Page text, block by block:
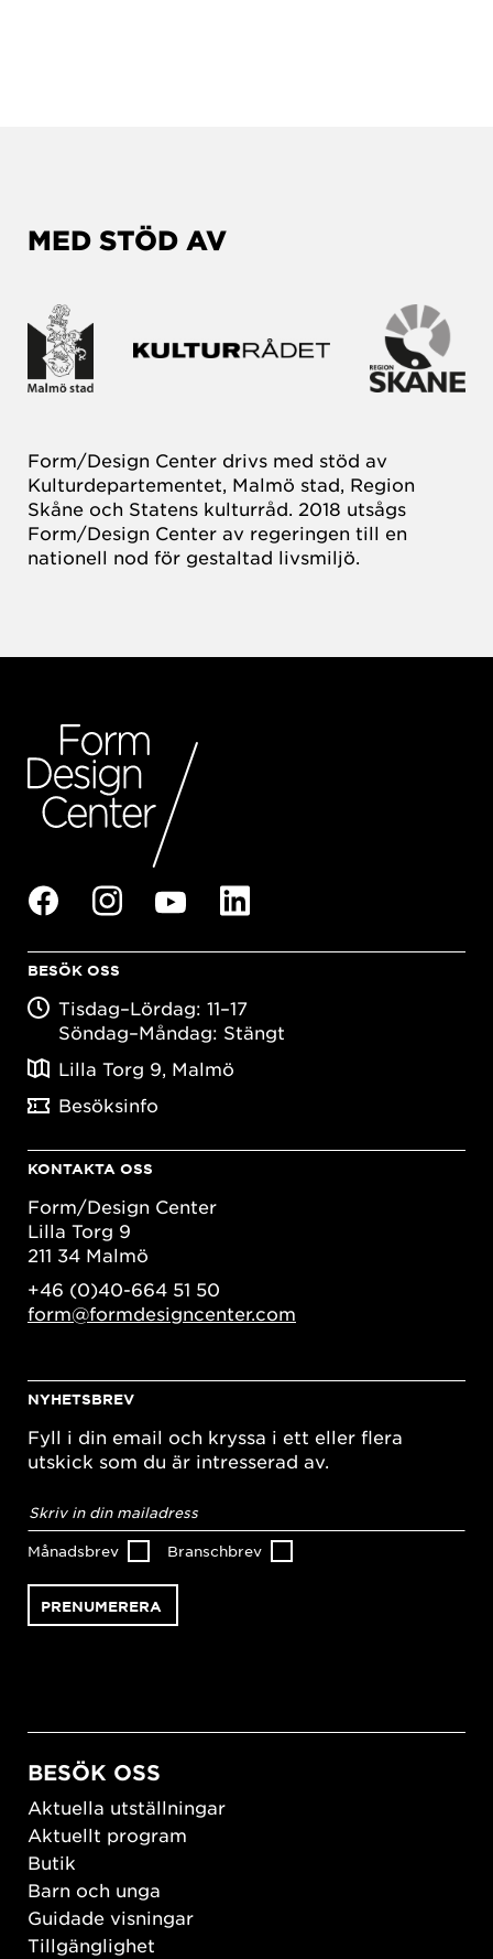
MED STÖD AV
Form/Design Center drivs med stöd av
Kulturdepartementet, Malmö stad, Region
Skåne och Statens kulturråd. 2018 utsågs
Form/Design Center av regeringen till en
nationell nod för gestaltad livsmiljö.
BESÖK OSS
Tisdag–Lördag: 11–17
Söndag–Måndag: Stängt
Lilla Torg 9, Malmö
Besöksinfo
KONTAKTA OSS
Form/Design Center
Lilla Torg 9
211 34 Malmö
+46 (0)40-664 51 50
form@formdesigncenter.com
NYHETSBREV
Fyll i din email och kryssa i ett eller flera
utskick som du är intresserad av.
postadress*
Månadsbrev Branschbrev
BESÖK OSS
Aktuella utställningar
Aktuellt program
Butik
Barn och unga
Guidade visningar
Tillgänglighet